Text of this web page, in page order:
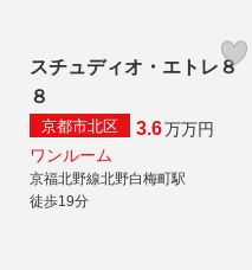
スチュディオ・エトレ８
８
京都市北区 3.6万万円
ワンルーム
京福北野線北野白梅町駅
徒歩19分